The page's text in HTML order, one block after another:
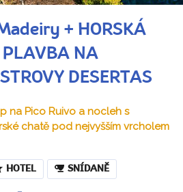
+ HORSKÁ
NA
DESERTAS
na Pico Ruivo a nocleh s
chatě pod nejvyšším vrcholem
HOTEL SNÍDANĚ